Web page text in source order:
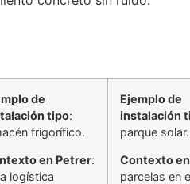
de
tipo:
frigorífico.
en Petrer:
logística
Ejemplo de
instalación
parque solar.
Contexto
parcelas en